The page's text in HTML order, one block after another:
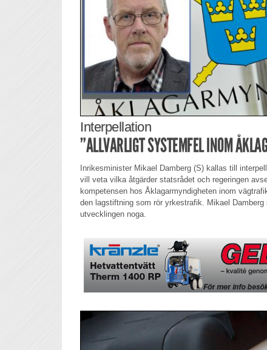
Interpellation
”ALLVARLIGT SYSTEMFEL INOM
Inrikesminister Mikael Damberg (S) kallas till
vill veta vilka åtgärder statsrådet och regeringen
kompetensen hos Åklagarmyndigheten inom
den lagstiftning som rör yrkestrafik. Mikael
utvecklingen noga.